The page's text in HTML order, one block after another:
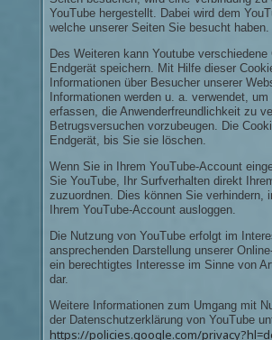
YouTube hergestellt. Dabei wird dem
welche unserer Seiten Sie besucht haben.
Des Weiteren kann Youtube
Endgerät speichern. Mit Hilfe dieser
Informationen über Besucher unserer
Informationen werden u. a. verwendet,
erfassen, die Anwenderfreundlichkeit zu
Betrugsversuchen vorzubeugen. Die
Endgerät, bis Sie sie löschen.
Wenn Sie in Ihrem YouTube-Account
Sie YouTube, Ihr Surfverhalten direkt
zuzuordnen. Dies können Sie verhindern,
Ihrem YouTube-Account ausloggen.
Die Nutzung von YouTube erfolgt im
ansprechenden Darstellung unserer
ein berechtigtes Interesse im Sinne von
dar.
Weitere Informationen zum Umgang mit
der Datenschutzerklärung von YouTube
https://policies.google.com/